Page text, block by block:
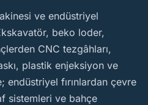
ve endüstriyel
beko loder,
CNC tezgâhları,
plastik enjeksiyon ve
endüstriyel fırınlardan çevre
sistemleri ve bahçe